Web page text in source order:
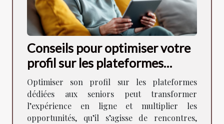
Conseils pour optimiser votre
profil sur les plateformes
dédiées aux seniors
Optimiser son profil sur les plateformes
dédiées aux seniors peut transformer
l’expérience en ligne et multiplier les
opportunités, qu’il s’agisse de rencontres,